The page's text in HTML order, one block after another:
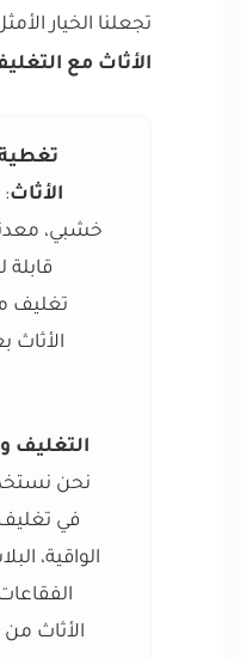
تجعلنا الخيار
الأثاث مع
تغطية
الأثاث:
خشبي،
تغليف
الأثاث
التغليف
نحن
في تغليف
الواقية،
الأثاث